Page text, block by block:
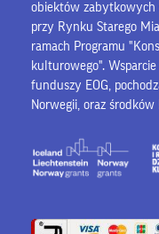
obiektów zabytkowych
przy Rynku Starego
ramach Programu
kulturowego".
funduszy EOG,
Norwegii, oraz